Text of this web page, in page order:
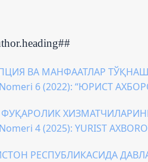
ВА МАНФААТЛАР
Nomeri 6 (2022): “ЮРИСТ
ФУҚАРОЛИК
4 (2025): YURIST
РЕСПУБЛИКАСИДА